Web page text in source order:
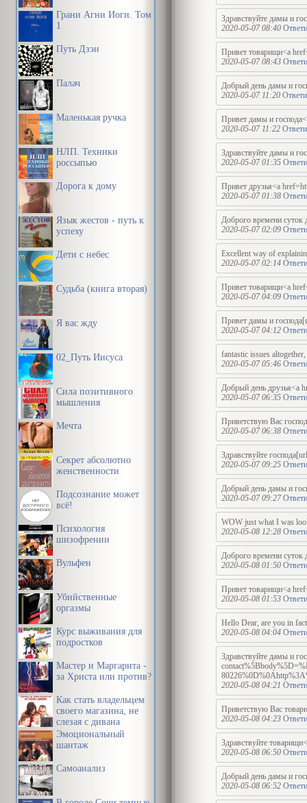
Грани Агни Йоги. Том
1
Путь Дзэн
Палач
Маленькая ручка
НЛП. Техники
россыпью
Дорога к дому
Язык жестов - путь к
успеху
Дети с небес
Судьба (книга вторая)
Я вас жду
02_Путь Иисуса
Сила позитивного
мышления
Мечта
Секрет абсолютно
женственности
Подсознание может
всё!
Психология
шизофрении
Вульфен
Убийственные
оргазмы
Курс выживания для
подростков
Мастер и Маргарита -
за Христа или против?
Как стать владельцем
своего магазина, не
слезая с дивана
Эмоциональный
шантаж
Самоанализ
Здравствуйте дамы и
2020-05-07 08:40
Привет товарищи<a
2020-05-07 08:43
Добрый день дамы и
2020-05-07 11:20
Привет дамы и
2020-05-07 11:22
Здравствуйте дамы и
2020-05-07 01:35
Привет друзья<a
2020-05-07 01:38
Доброго времени суток
2020-05-07 02:09
Excellent way of
2020-05-07 02:14
Привет товарищи<a
2020-05-07 04:09
Привет дамы и
2020-05-07 04:12
fantastic issues
2020-05-07 05:46
Добрый день друзья<a
2020-05-07 06:35
Приветствую Вас
2020-05-07 06:38
Здравствуйте
2020-05-07 09:25
Добрый день дамы и
2020-05-07 09:27
WOW just what I was
2020-05-08 12:28
Доброго времени
2020-05-08 01:50
Привет товарищи<a
2020-05-08 01:53
Hello Dear, are you in
2020-05-08 04:04
Здравствуйте дамы и
2020-05-08 04:21
Приветствую Вас
2020-05-08 04:23
Здравствуйте
2020-05-08 06:50
Добрый день дамы и
2020-05-08 06:52